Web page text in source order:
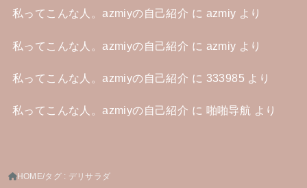
私ってこんな人。azmiyの自己紹介 に azmiy より
私ってこんな人。azmiyの自己紹介 に azmiy より
私ってこんな人。azmiyの自己紹介 に 333985 より
私ってこんな人。azmiyの自己紹介 に 啪啪导航 より
HOME タグ : デリサラダ